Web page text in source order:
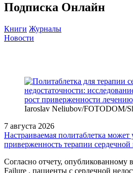
Подписка Онлайн
Книги Журналы
Новости
Iaroslav Neliubov/FOTODOM/
7 августа 2026
Настраиваемая политаблетка может
приверженность терапии сердечной
Согласно отчету, опубликованному
Failure , пациенты с сердечной